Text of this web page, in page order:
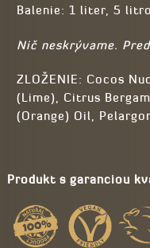
Balenie: 1 liter, 5
Nič neskrývame.
ZLOŽENIE: Cocos
(Lime), Citrus
(Orange) Oil,
Produkt s garanciou